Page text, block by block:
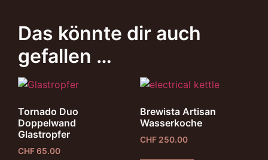
Das könnte dir auch
gefallen …
Tornado Duo
Doppelwand
Glastropfer
CHF65.00
Brewista Artisan
Wasserkoche
CHF 250.00